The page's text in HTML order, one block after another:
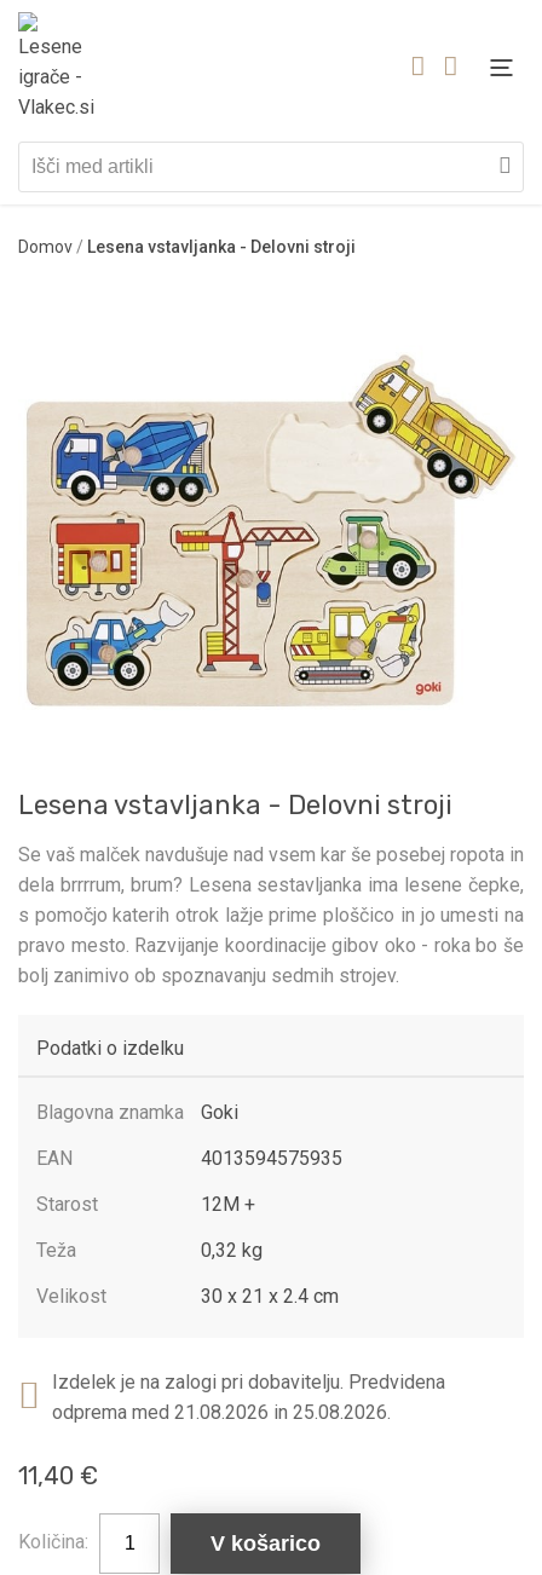
Domov / Lesena vstavljanka - Delovni stroji
Lesena vstavljanka - Delovni stroji
Se vaš malček navdušuje nad vsem kar še posebej ropota in
dela brrrrum, brum? Lesena sestavljanka ima lesene čepke,
s pomočjo katerih otrok lažje prime ploščico in jo umesti na
pravo mesto. Razvijanje koordinacije gibov oko - roka bo še
bolj zanimivo ob spoznavanju sedmih strojev.
Podatki o izdelku
Blagovna znamka
Goki
EAN
4013594575935
Starost
12M +
Teža
0,32 kg
Velikost
30 x 21 x 2.4 cm
Izdelek je na zalogi pri dobavitelju. Predvidena
odprema med 21.08.2026 in 25.08.2026.
11,40 €
Količina: V košarico